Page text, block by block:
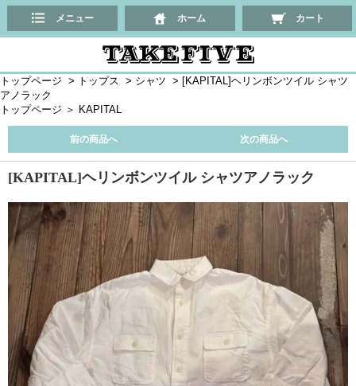
メニュー ホーム カート
トップページ > トップス > シャツ > [KAPITAL]ヘリンボンツイル シャツ
アノラック
トップページ ＞ KAPITAL
前の商品へ 次の商品へ
[KAPITAL]ヘリンボンツイル シャツアノラック